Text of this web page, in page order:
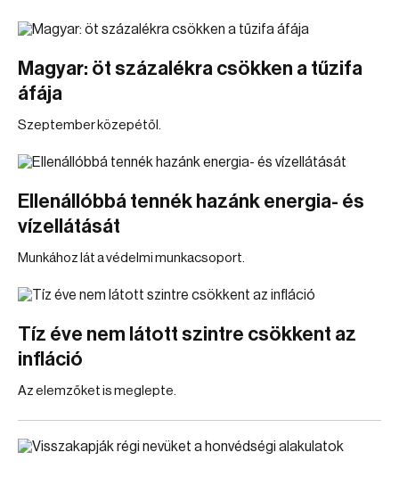
Magyar: öt százalékra csökken a tűzifa
áfája
Szeptember közepétől.
Ellenállóbbá tennék hazánk energia- és
vízellátását
Munkához lát a védelmi munkacsoport.
Tíz éve nem látott szintre csökkent az
infláció
Az elemzőket is meglepte.